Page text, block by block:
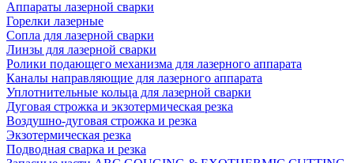
Аппараты лазерной сварки
Горелки лазерные
Сопла для лазерной сварки
Линзы для лазерной сварки
Ролики подающего механизма для лазерного аппарата
Каналы направляющие для лазерного аппарата
Уплотнительные кольца для лазерной сварки
Дуговая строжка и экзотермическая резка
Воздушно-дуговая строжка и резка
Экзотермическая резка
Подводная сварка и резка